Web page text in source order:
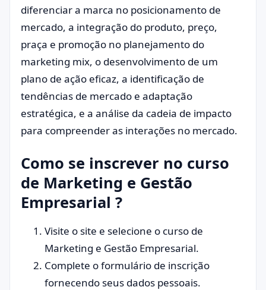
diferenciar a marca no posicionamento de
mercado, a integração do produto, preço,
praça e promoção no planejamento do
marketing mix, o desenvolvimento de um
plano de ação eficaz, a identificação de
tendências de mercado e adaptação
estratégica, e a análise da cadeia de impacto
para compreender as interações no mercado.
Como se inscrever no curso
de Marketing e Gestão
Empresarial ?
Visite o site e selecione o curso de
Marketing e Gestão Empresarial.
Complete o formulário de inscrição
fornecendo seus dados pessoais.